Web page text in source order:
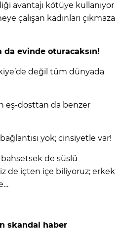
avantajı kötüye kullanıyor
çalışan kadınları çıkmaza
da evinde oturacaksın!
değil tüm dünyada
eş-dosttan da benzer
yok; cinsiyetle var!
de süslü
de içten içe biliyoruz; erkek
skandal haber